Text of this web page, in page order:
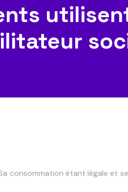
consommation étant légale et